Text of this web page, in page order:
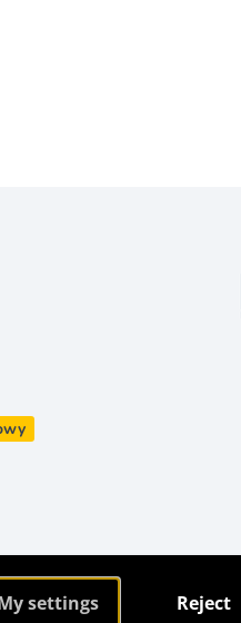
settings Reject